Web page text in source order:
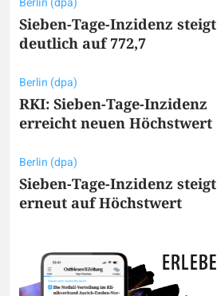
Sieben-Tage-Inzidenz steigt
deutlich auf 772,7
Berlin (dpa)
RKI: Sieben-Tage-Inzidenz
erreicht neuen Höchstwert
Berlin (dpa)
Sieben-Tage-Inzidenz steigt
erneut auf Höchstwert